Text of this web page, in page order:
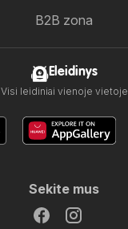
B2B zona
Eleidinys
Visi leidiniai vienoje vietoje
Sekite mus